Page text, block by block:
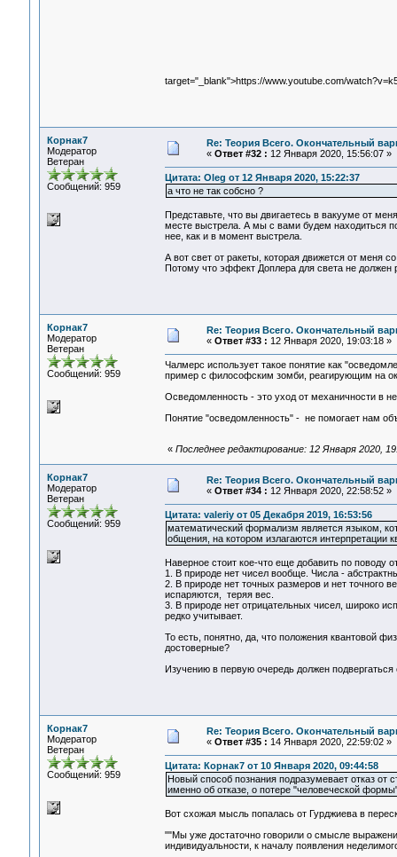
target="_blank">https://www.youtube.com/
Корнак7
Модератор
Ветеран
Сообщений: 959
Re: Теория Всего. Окончательный
« Ответ #32 : 12 Января 2020, 15:56:07 »
Цитата: Oleg от 12 Января 2020, 15:22:37
а что не так собсно ?
Представьте, что вы двигаетесь в вакууме от
месте выстрела. А мы с вами будем находиться
нее, как и в момент выстрела.
А вот свет от ракеты, которая движется от меня
Потому что эффект Доплера для света не должен
Корнак7
Модератор
Ветеран
Сообщений: 959
Re: Теория Всего. Окончательный
« Ответ #33 : 12 Января 2020, 19:03:18 »
Чалмерс использует такое понятие как
пример с философским зомби, реагирующим на
Осведомленность - это уход от механичности в
Понятие "осведомленность" - не помогает нам
« Последнее редактирование: 12 Января 2020,
Корнак7
Модератор
Ветеран
Сообщений: 959
Re: Теория Всего. Окончательный
« Ответ #34 : 12 Января 2020, 22:58:52 »
Цитата: valeriy от 05 Декабря 2019, 16:53:56
математический формализм является языком,
общения, на котором излагаются интерпретации
Наверное стоит кое-что еще добавить по поводу
1. В природе нет чисел вообще. Числа -
2. В природе нет точных размеров и нет точного
испаряются, теряя вес.
3. В природе нет отрицательных чисел, широко
редко учитывает.
То есть, понятно, да, что положения квантовой
достоверные?
Изучению в первую очередь должен
Корнак7
Модератор
Ветеран
Сообщений: 959
Re: Теория Всего. Окончательный
« Ответ #35 : 14 Января 2020, 22:59:02 »
Цитата: Корнак7 от 10 Января 2020, 09:44:58
Новый способ познания подразумевает отказ от
именно об отказе, о потере "человеческой
Вот схожая мысль попалась от Гурджиева в
""Мы уже достаточно говорили о смысле
индивидуальности, к началу появления